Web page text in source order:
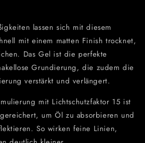
lassen sich mit diesem
mit einem matten Finish trocknet,
Das Gel ist die perfekte
Grundierung, die zudem die
verstärkt und verlängert.
mit Lichtschutzfaktor 15 ist
um Öl zu absorbieren und
So wirken feine Linien,